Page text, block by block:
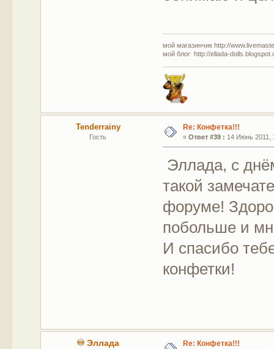
мой магазинчик http://
мой блог http://ellada-
Tenderrainy
Гость
Re: Конфетка!!!
« Ответ #39 : 14 Июнь 2011,
Эллада, с
такой
форуме!
побольше и
И спасибо
конфетки!
Эллада Re: Конфетка!!!